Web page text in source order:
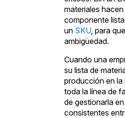
materiales
componente
un SKU, para
ambigüedad.
Cuando una
su lista de
producción en la
toda la línea de
de gestionarla
consistentes